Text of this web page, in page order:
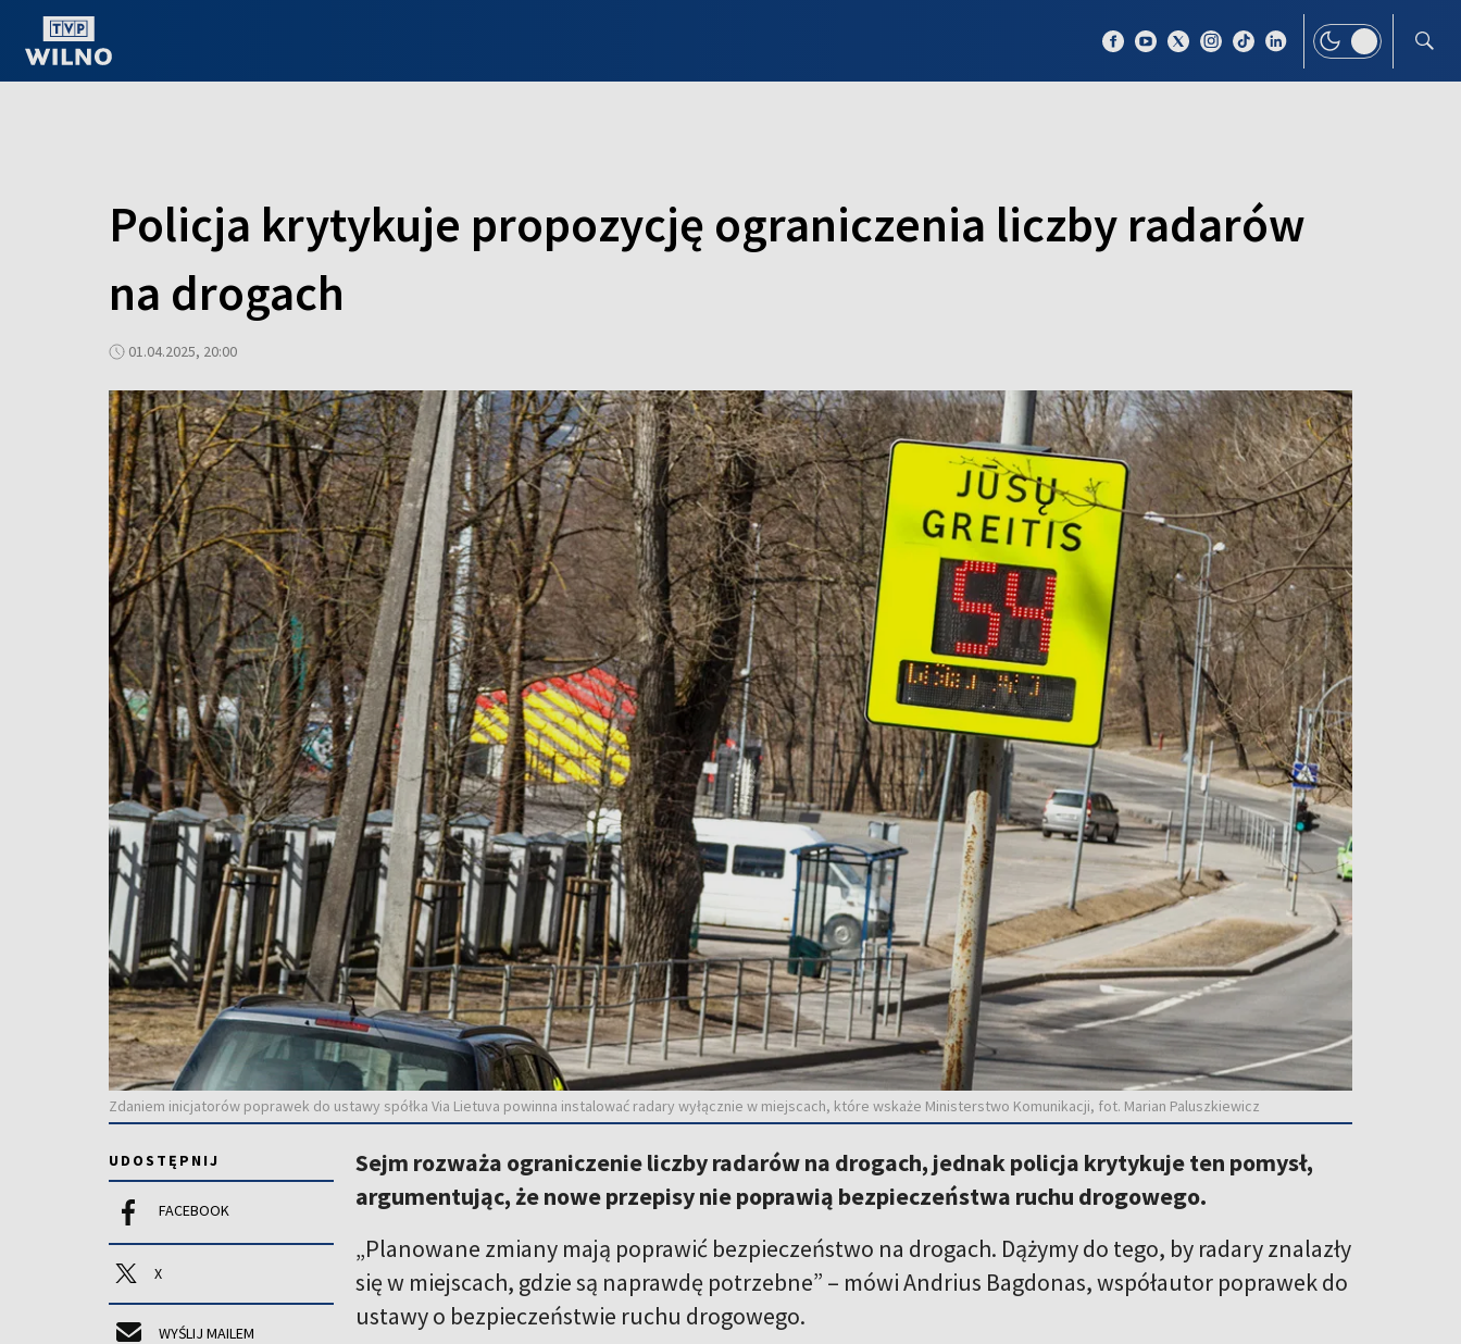
Policja krytykuje propozycję ograniczenia liczby radarów
na drogach
01.04.2025, 20:00
Zdaniem inicjatorów poprawek do ustawy spółka Via Lietuva powinna instalować radary wyłącznie w miejscach, które wskaże Ministerstwo Komunikacji, fot. Marian Paluszkiewicz
UDOSTĘPNIJ
FACEBOOK
X
WYŚLIJ MAILEM
Sejm rozważa ograniczenie liczby radarów na drogach, jednak policja krytykuje ten pomysł,
argumentując, że nowe przepisy nie poprawią bezpieczeństwa ruchu drogowego.
„Planowane zmiany mają poprawić bezpieczeństwo na drogach. Dążymy do tego, by radary znalazły
się w miejscach, gdzie są naprawdę potrzebne” – mówi Andrius Bagdonas, współautor poprawek do
ustawy o bezpieczeństwie ruchu drogowego.